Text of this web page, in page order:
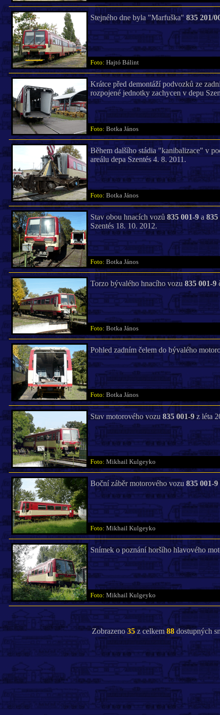
Stejného dne byla "Marfuška"835 201/
Foto: Hajtó Bálint
Krátce před demontáží podvozků ze
rozpojené jednotky zachycen v depu
Foto: Botka János
Během dalšího stádia "kanibalizace" v
areálu depa Szentés 4. 8. 2011.
Foto: Botka János
Stav obou hnacích vozů 835 001-9a 835
Szentés 18. 10. 2012.
Foto: Botka János
Torzo bývalého hnacího vozu835 001-9
Foto: Botka János
Pohled zadním čelem do bývalého
Foto: Botka János
Stav motorového vozu 835 001-9z léta
Foto: Mikhail Kulgeyko
Boční záběr motorového vozu 835 001-9
Foto: Mikhail Kulgeyko
Snímek o poznání horšího hlavového
Foto: Mikhail Kulgeyko
Zobrazeno 35z celkem88dostupných